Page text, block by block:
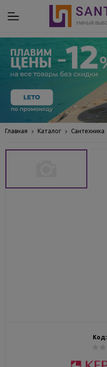
Главная Каталог Сантехника
Код: